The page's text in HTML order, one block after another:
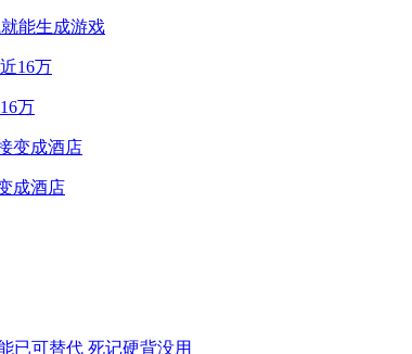
能生成游戏
万
成酒店